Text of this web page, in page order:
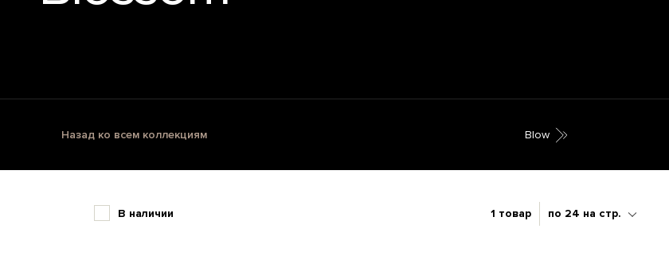
Назад ко всем коллекциям Blow
В наличии 1 товар по 24 на стр.